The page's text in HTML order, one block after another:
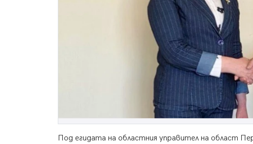
Под егидата на областния управител на област